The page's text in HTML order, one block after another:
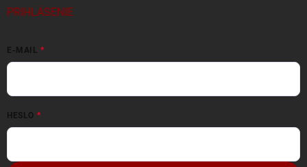
PRIHLÁSENIE
E-MAIL
HESLO